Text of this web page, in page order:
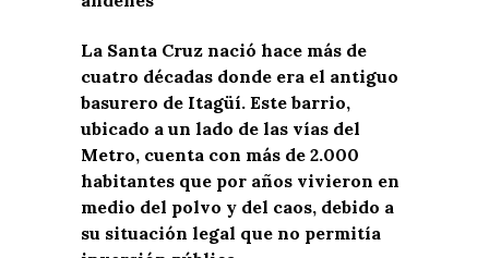
La Santa Cruz nació hace más de
cuatro décadas donde era el antiguo
basurero de Itagüí. Este barrio,
ubicado a un lado de las vías del
Metro, cuenta con más de 2.000
habitantes que por años vivieron en
medio del polvo y del caos, debido a
su situación legal que no permitía